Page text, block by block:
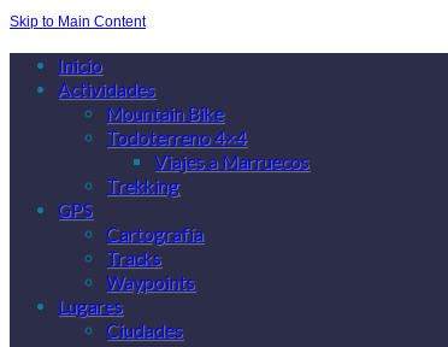
Skip to Main Content
Inicio
Actividades
Mountain Bike
Todoterreno 4×4
Viajes a Marruecos
Trekking
GPS
Cartografía
Tracks
Waypoints
Lugares
Ciudades